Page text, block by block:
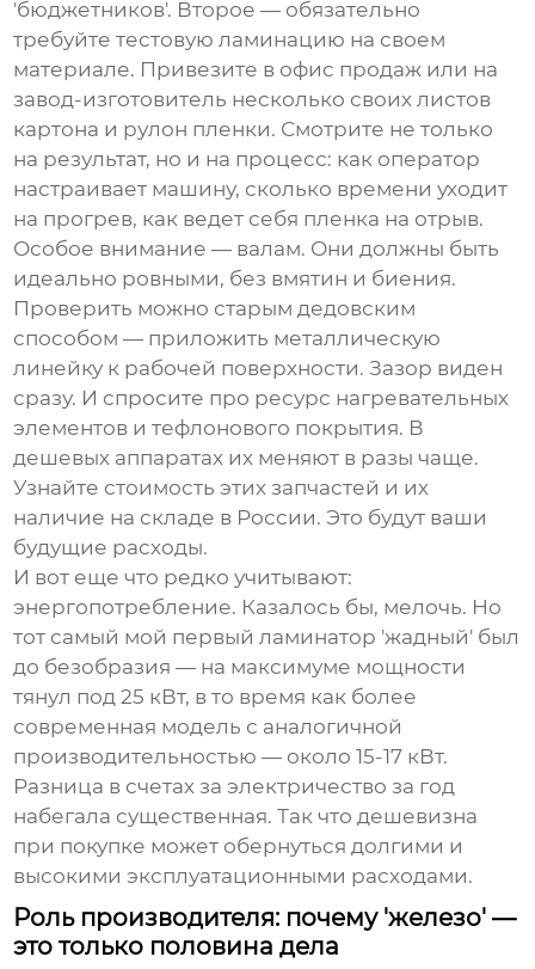
'бюджетников'. Второе — обязательно
требуйте тестовую ламинацию на своем
материале. Привезите в офис продаж или на
завод-изготовитель несколько своих листов
картона и рулон пленки. Смотрите не только
на результат, но и на процесс: как оператор
настраивает машину, сколько времени уходит
на прогрев, как ведет себя пленка на отрыв.
Особое внимание — валам. Они должны быть
идеально ровными, без вмятин и биения.
Проверить можно старым дедовским
способом — приложить металлическую
линейку к рабочей поверхности. Зазор виден
сразу. И спросите про ресурс нагревательных
элементов и тефлонового покрытия. В
дешевых аппаратах их меняют в разы чаще.
Узнайте стоимость этих запчастей и их
наличие на складе в России. Это будут ваши
будущие расходы.
И вот еще что редко учитывают:
энергопотребление. Казалось бы, мелочь. Но
тот самый мой первый ламинатор 'жадный' был
до безобразия — на максимуме мощности
тянул под 25 кВт, в то время как более
современная модель с аналогичной
производительностью — около 15-17 кВт.
Разница в счетах за электричество за год
набегала существенная. Так что дешевизна
при покупке может обернуться долгими и
высокими эксплуатационными расходами.
Роль производителя: почему 'железо' —
это только половина дела